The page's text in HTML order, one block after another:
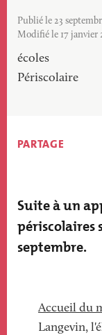
Publié le 23
Modifié le 17 janvier
Tags
écoles
Périscolaire
PARTAGE
Résumé
actualité
Suite à un
périscolaires
septembre.
Accueil du
Langevin,